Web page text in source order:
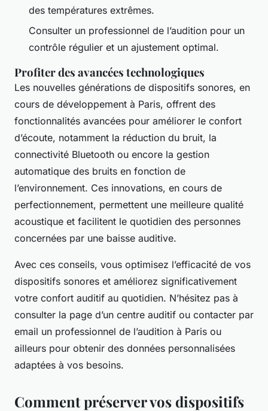
des températures extrêmes.
Consulter un professionnel de l’audition pour un
contrôle régulier et un ajustement optimal.
Profiter des avancées technologiques
Les nouvelles générations de dispositifs sonores, en
cours de développement à Paris, offrent des
fonctionnalités avancées pour améliorer le confort
d’écoute, notamment la réduction du bruit, la
connectivité Bluetooth ou encore la gestion
automatique des bruits en fonction de
l’environnement. Ces innovations, en cours de
perfectionnement, permettent une meilleure qualité
acoustique et facilitent le quotidien des personnes
concernées par une baisse auditive.
Avec ces conseils, vous optimisez l’efficacité de vos
dispositifs sonores et améliorez significativement
votre confort auditif au quotidien. N’hésitez pas à
consulter la page d’un centre auditif ou contacter par
email un professionnel de l’audition à Paris ou
ailleurs pour obtenir des données personnalisées
adaptées à vos besoins.
Comment préserver vos dispositifs